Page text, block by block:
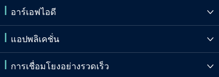
อาร์เอฟไอดี 
แอปพลิเคชั่น 
การเชื่อมโยงอย่างรวดเร็ว 